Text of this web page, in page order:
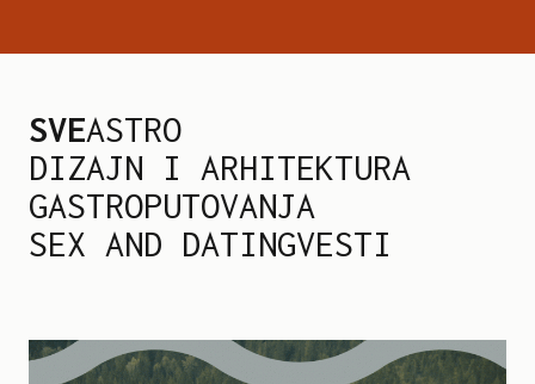
SVEASTRO
DIZAJN I ARHITEKTURA
GASTROPUTOVANJA
SEX AND DATINGVESTI